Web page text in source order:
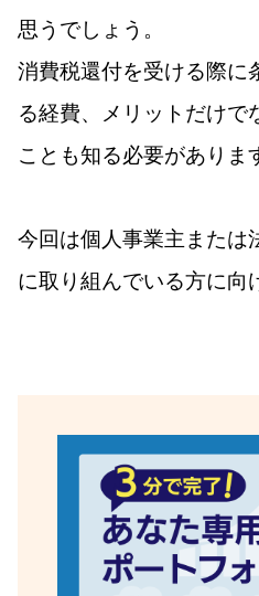
思うでしょう。
消費税還付を受ける際に
る経費、メリットだけで
ことも知る必要がありま
今回は個人事業主または
に取り組んでいる方に向